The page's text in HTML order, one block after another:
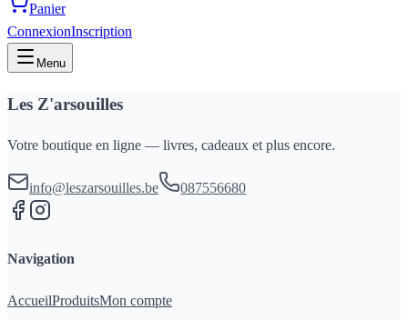
Panier
ConnexionInscription
Menu
Les Z'arsouilles
Votre boutique en ligne — livres, cadeaux et plus encore.
info@leszarsouilles.be 087556680
Navigation
AccueilProduitsMon compte